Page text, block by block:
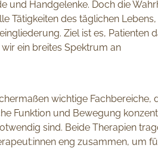
und Handgelenke. Doch die
Tätigkeiten des täglichen
Ziel ist es, Patienten
ein breites Spektrum an
wichtige Fachbereiche,
Funktion und Bewegung
sind. Beide Therapien
eng zusammen, um